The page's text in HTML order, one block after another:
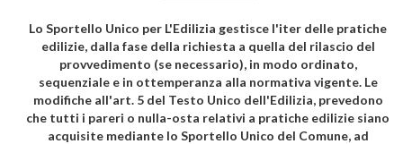
Lo Sportello Unico per L'Edilizia gestisce l'iter delle pratiche
edilizie, dalla fase della richiesta a quella del rilascio del
provvedimento (se necessario), in modo ordinato,
sequenziale e in ottemperanza alla normativa vigente. Le
modifiche all'art. 5 del Testo Unico dell'Edilizia, prevedono
che tutti i pareri o nulla-osta relativi a pratiche edilizie siano
acquisite mediante lo Sportello Unico del Comune, ad